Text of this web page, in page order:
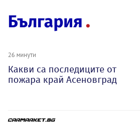
България
26 минути
Какви са последиците от
пожара край Асеновград